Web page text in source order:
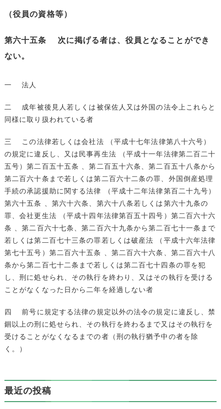
（役員の資格等）
第六十五条 次に掲げる者は、役員となることができ
ない。
一 法人
二 成年被後見人若しくは被保佐人又は外国の法令上これらと
同様に取り扱われている者
三 この法律若しくは会社法 （平成十七年法律第八十六号）
の規定に違反し、又は民事再生法 （平成十一年法律第二百二十
五号）第二百五十五条 、第二百五十六条、第二百五十八条から
第二百六十条まで若しくは第二百六十二条の罪、外国倒産処理
手続の承認援助に関する法律 （平成十二年法律第百二十九号）
第六十五条 、第六十六条、第六十八条若しくは第六十九条の
罪、会社更生法 （平成十四年法律第百五十四号）第二百六十六
条 、第二百六十七条、第二百六十九条から第二百七十一条まで
若しくは第二百七十三条の罪若しくは破産法 （平成十六年法律
第七十五号）第二百六十五条 、第二百六十六条、第二百六十八
条から第二百七十二条まで若しくは第二百七十四条の罪を犯
し、刑に処せられ、その執行を終わり、又はその執行を受ける
ことがなくなった日から二年を経過しない者
四 前号に規定する法律の規定以外の法令の規定に違反し、禁
錮以上の刑に処せられ、その執行を終わるまで又はその執行を
受けることがなくなるまでの者（刑の執行猶予中の者を除
く。）
最近の投稿